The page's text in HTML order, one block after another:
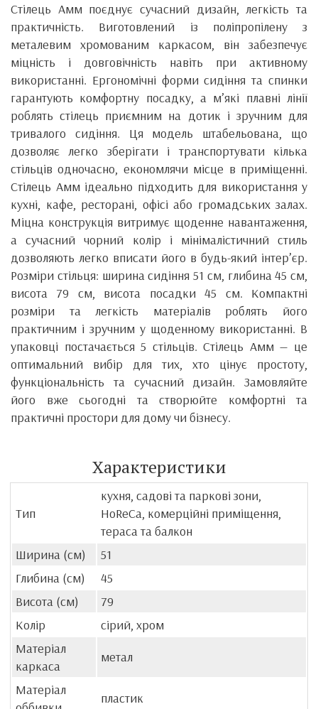
Стілець Амм поєднує сучасний дизайн, легкість та
практичність. Виготовлений із поліпропілену з
металевим хромованим каркасом, він забезпечує
міцність і довговічність навіть при активному
використанні. Ергономічні форми сидіння та спинки
гарантують комфортну посадку, а м’які плавні лінії
роблять стілець приємним на дотик і зручним для
тривалого сидіння. Ця модель штабельована, що
дозволяє легко зберігати і транспортувати кілька
стільців одночасно, економлячи місце в приміщенні.
Стілець Амм ідеально підходить для використання у
кухні, кафе, ресторані, офісі або громадських залах.
Міцна конструкція витримує щоденне навантаження,
а сучасний чорний колір і мінімалістичний стиль
дозволяють легко вписати його в будь-який інтер’єр.
Розміри стільця: ширина сидіння 51 см, глибина 45 см,
висота 79 см, висота посадки 45 см. Компактні
розміри та легкість матеріалів роблять його
практичним і зручним у щоденному використанні. В
упаковці постачається 5 стільців. Стілець Амм — це
оптимальний вибір для тих, хто цінує простоту,
функціональність та сучасний дизайн. Замовляйте
його вже сьогодні та створюйте комфортні та
практичні простори для дому чи бізнесу.
Характеристики
Тип
кухня, садові та паркові зони,
HoReCa, комерційні приміщення,
тераса та балкон
Ширина (см)
51
Глибина (см)
45
Висота (см)
79
Колір
сірий, хром
Матеріал
каркаса
метал
Матеріал
пластик